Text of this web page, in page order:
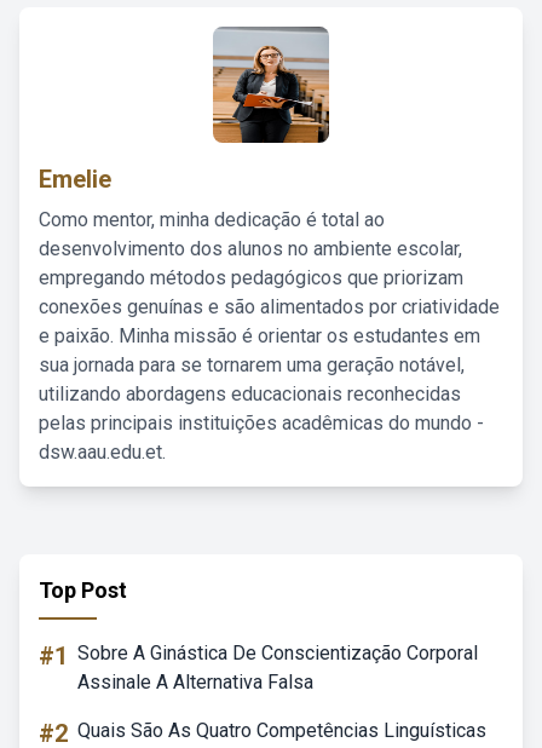
Emelie
Como mentor, minha dedicação é total ao
desenvolvimento dos alunos no ambiente escolar,
empregando métodos pedagógicos que priorizam
conexões genuínas e são alimentados por criatividade
e paixão. Minha missão é orientar os estudantes em
sua jornada para se tornarem uma geração notável,
utilizando abordagens educacionais reconhecidas
pelas principais instituições acadêmicas do mundo -
dsw.aau.edu.et.
Top Post
#1 Sobre A Ginástica De Conscientização Corporal
Assinale A Alternativa Falsa
#2 Quais São As Quatro Competências Linguísticas